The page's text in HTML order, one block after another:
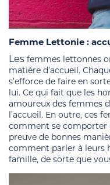
Femme Lettonie :
Les femmes lettonnes
matière d’accueil.
s’efforce de faire en
lui. Ce qui fait que les
amoureux des femmes
l’accueil. En outre, ces
comment se comporter
preuve de bonnes
comment parler à leurs
famille, de sorte que